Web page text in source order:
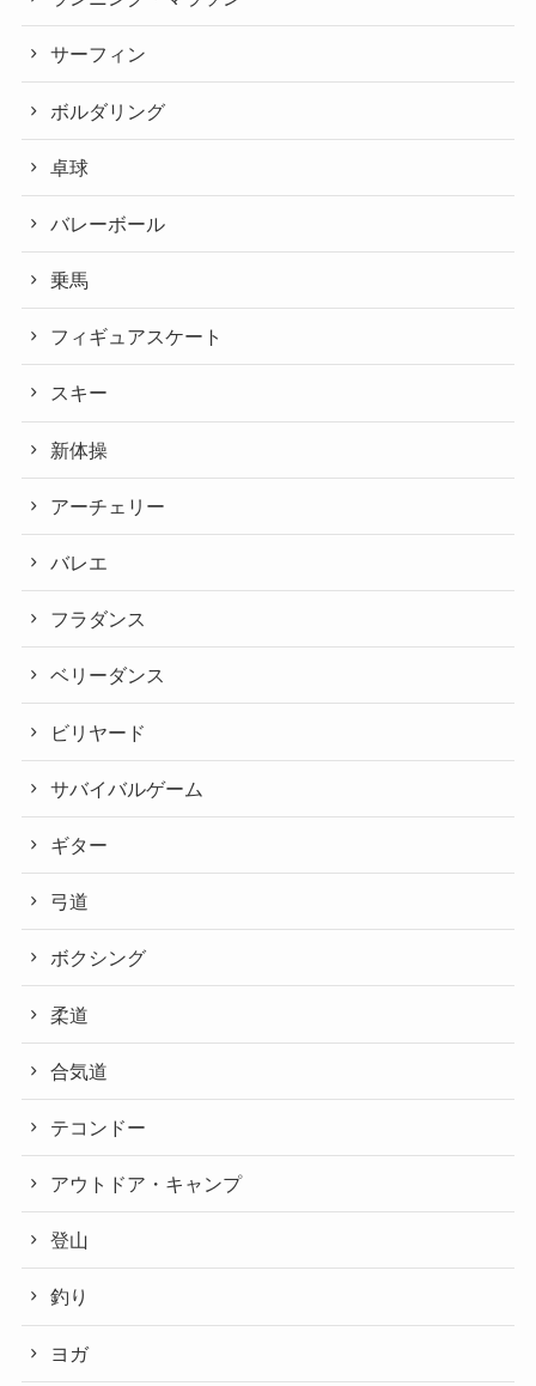
サーフィン
ボルダリング
卓球
バレーボール
乗馬
フィギュアスケート
スキー
新体操
アーチェリー
バレエ
フラダンス
ベリーダンス
ビリヤード
サバイバルゲーム
ギター
弓道
ボクシング
柔道
合気道
テコンドー
アウトドア・キャンプ
登山
釣り
ヨガ